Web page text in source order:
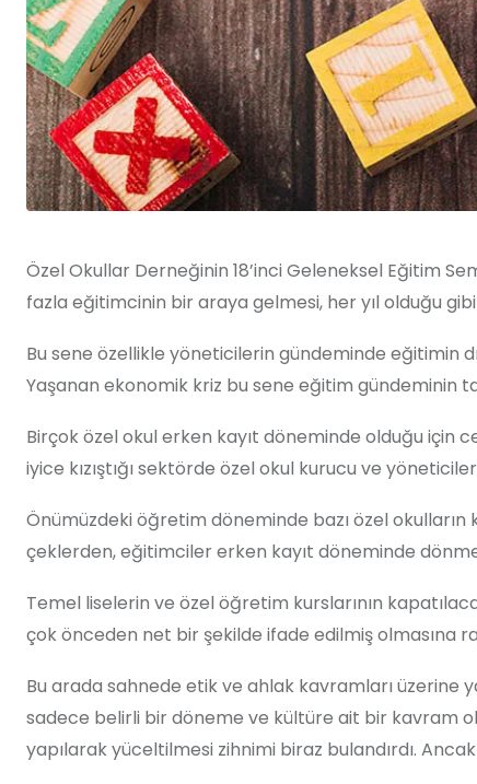
Özel Okullar Derneğinin 18’inci Geleneksel Eğitim
fazla eğitimcinin bir araya gelmesi, her yıl olduğu
Bu sene özellikle yöneticilerin gündeminde eğitimin
Yaşanan ekonomik kriz bu sene eğitim gündeminin
Birçok özel okul erken kayıt döneminde olduğu için
iyice kızıştığı sektörde özel okul kurucu ve
Önümüzdeki öğretim döneminde bazı özel okulların
çeklerden, eğitimciler erken kayıt döneminde
Temel liselerin ve özel öğretim kurslarının
çok önceden net bir şekilde ifade edilmiş olmasına
Bu arada sahnede etik ve ahlak kavramları üzerine
sadece belirli bir döneme ve kültüre ait bir kavram
yapılarak yüceltilmesi zihnimi biraz bulandırdı.